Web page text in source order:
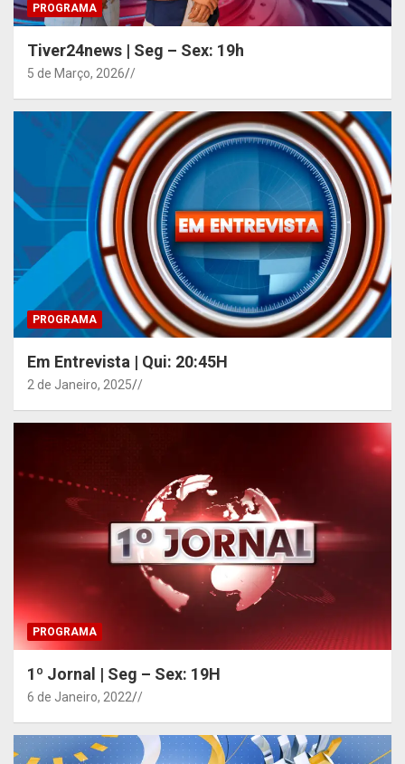
PROGRAMA
Tiver24news | Seg – Sex: 19h
5 de Março, 2026 /
PROGRAMA
Em Entrevista | Qui: 20:45H
2 de Janeiro, 2025 /
PROGRAMA
1º Jornal | Seg – Sex: 19H
6 de Janeiro, 2022 /